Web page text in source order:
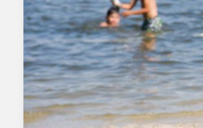
Migratie, integratie en diversiteit
Onderwijs
Ouderen
Sociaal domein